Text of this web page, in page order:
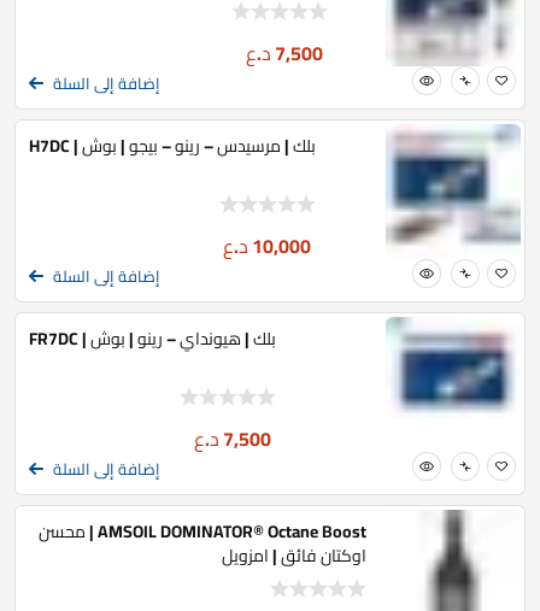
7,500د.ع
إضافة إلى السلة
بلك | مرسيدس – رينو – بيجو | بوش | H7DC
10,000د.ع
إضافة إلى السلة
بلك | هيونداي – رينو | بوش | FR7DC
7,500د.ع
إضافة إلى السلة
AMSOIL DOMINATOR® Octane Boost | محسن
اوكتان فائق | امزويل